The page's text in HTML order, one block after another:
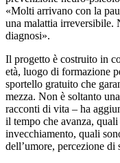
«Molti arrivano con la
una malattia irreversibile.
diagnosi».
Il progetto è costruito in
età, luogo di formazione
sportello gratuito che
mezza. Non è soltanto
racconti di vita – ha
il tempo che avanza,
invecchiamento, quali
dell’umore, percezione